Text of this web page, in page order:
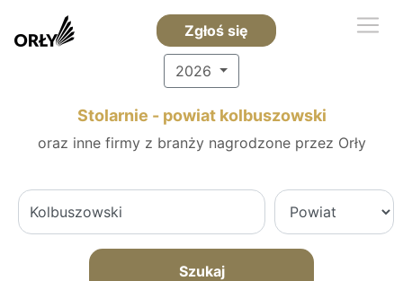
Zgłoś się
2026
Stolarnie - powiat kolbuszowski
oraz inne firmy z branży nagrodzone przez Orły
Szukaj